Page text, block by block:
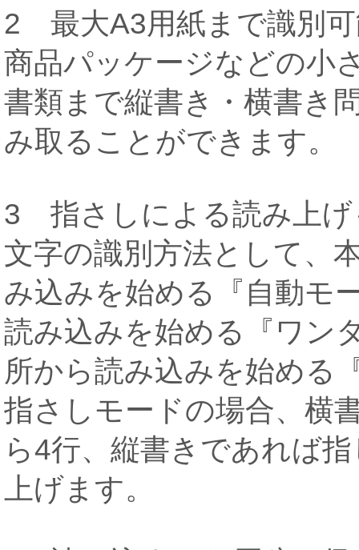
2 最大A3用紙まで識別
商品パッケージなどの小
書類まで縦書き・横書き
み取ることができます。
3 指さしによる読み上げ
文字の識別方法として、
み込みを始める『自動モ
読み込みを始める『ワン
所から読み込みを始める
指さしモードの場合、横
ら4行、縦書きであれば
上げます。